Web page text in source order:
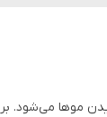
موها می‌شود.